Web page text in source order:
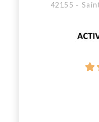
42155 -